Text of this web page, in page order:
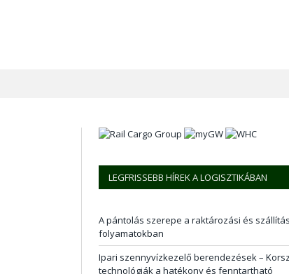
LEGFRISSEBB HÍREK A LOGISZTIKÁBAN
A pántolás szerepe a raktározási és
folyamatokban
Ipari szennyvízkezelő berendezések –
technológiák a hatékony és fenntartható